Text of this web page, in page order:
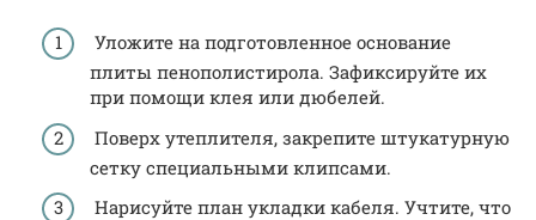
Уложите на подготовленное основание
плиты пенополистирола. Зафиксируйте их
при помощи клея или дюбелей.
Поверх утеплителя, закрепите штукатурную
сетку специальными клипсами.
Нарисуйте план укладки кабеля. Учтите, что